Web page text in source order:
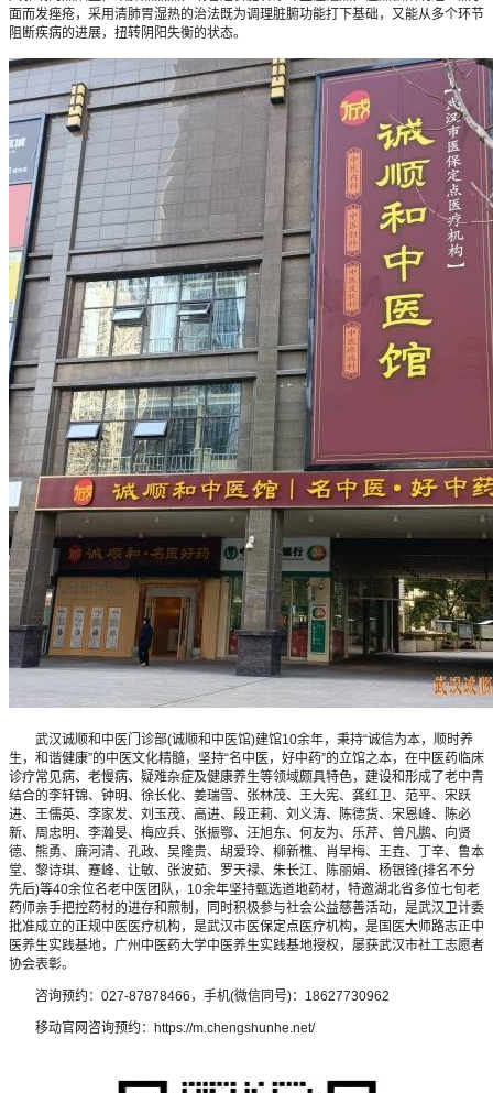
面而发痤疮，采用清肺胃湿热的治法既为调理脏腑功能打下基础，又能从多个环节
阻断疾病的进展，扭转阴阳失衡的状态。
武汉诚顺和中医门诊部(诚顺和中医馆)建馆10余年，秉持“诚信为本，顺时养
生，和谐健康”的中医文化精髓，坚持“名中医，好中药”的立馆之本，在中医药临床
诊疗常见病、老慢病、疑难杂症及健康养生等领域颇具特色，建设和形成了老中青
结合的李轩锦、钟明、徐长化、姜瑞雪、张林茂、王大宪、龚红卫、范平、宋跃
进、王儒英、李家发、刘玉茂、高进、段正莉、刘义涛、陈德货、宋恩峰、陈必
新、周忠明、李瀚旻、梅应兵、张振鄂、汪旭东、何友为、乐芹、曾凡鹏、向贤
德、熊勇、廉河清、孔政、吴隆贵、胡爱玲、柳新樵、肖早梅、王垚、丁辛、鲁本
堂、黎诗琪、蹇峰、让敏、张波茹、罗天禄、朱长江、陈丽娟、杨银锋(排名不分
先后)等40余位名老中医团队，10余年坚持甄选道地药材，特邀湖北省多位七旬老
药师亲手把控药材的进存和煎制，同时积极参与社会公益慈善活动，是武汉卫计委
批准成立的正规中医医疗机构，是武汉市医保定点医疗机构，是国医大师路志正中
医养生实践基地，广州中医药大学中医养生实践基地授权，屡获武汉市社工志愿者
协会表彰。
咨询预约：027-87878466，手机(微信同号)：18627730962
移动官网咨询预约：https://m.chengshunhe.net/